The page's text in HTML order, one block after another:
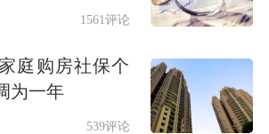
全球流动性宽松，推动高
金属因抗通胀属性走强，
1561评论
庭购房社保个
为一年
539评论